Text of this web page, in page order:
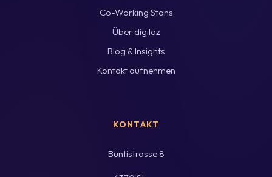
Co-Working Stans
Über digiloz
Blog & Insights
Kontakt aufnehmen
KONTAKT
Büntistrasse 8